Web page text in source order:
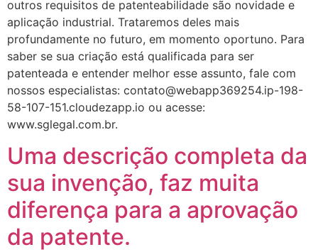
outros requisitos de patenteabilidade são novidade e
aplicação industrial. Trataremos deles mais
profundamente no futuro, em momento oportuno. Para
saber se sua criação está qualificada para ser
patenteada e entender melhor esse assunto, fale com
nossos especialistas: contato@webapp369254.ip-198-
58-107-151.cloudezapp.io ou acesse:
www.sglegal.com.br.
Uma descrição completa da
sua invenção, faz muita
diferença para a aprovação
da patente.